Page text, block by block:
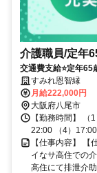
介護職員/定年
交通費支給⭐️定年65
すみれ恩智縁
月給222,000円
大阪府八尾市
【勤務時間】
22:00 （4）
【仕事内容】
イなサ高住での
高住にて排泄介